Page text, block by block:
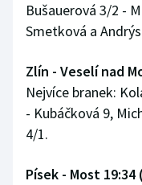
Parasport
Plážový volejbal
Ragby
Rychlobruslení
Bušauerová 3/2 -
Smetková a
Zlín - Veselí nad
Nejvíce branek:
- Kubáčková 9,
4/1.
Písek - Most 19:34